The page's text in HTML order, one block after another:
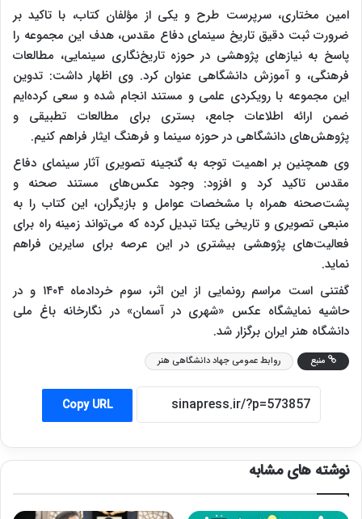
امین مختاری، سرپرست طرح و یکی از مؤلفان کتاب، با تاکید بر
ضرورت ثبت دقیق تاریخ سینمای دفاع مقدس، هدف این مجموعه را
پاسخ به نیازهای پژوهشی در حوزه تاریخ‌نگاری سینمایی، مطالعات
فرهنگی، و آموزش دانشگاهی عنوان کرد. وی اظهار داشت: تدوین
این مجموعه با رویکردی علمی و مستند انجام شده و سعی کرده‌ایم
ضمن ارائه اطلاعات جامع، بستری برای مطالعات تطبیقی و
پژوهش‌های دانشگاهی در حوزه سینما و فرهنگ ایثار فراهم کنیم.
وی همچنین بر اهمیت توجه به گنجینه تصویری آثار سینمای دفاع
مقدس تاکید کرد و افزود: وجود عکس‌های مستند صحنه و
پشت‌صحنه همراه با مشخصات عوامل و بازیگران، این کتاب را به
منبعی تصویری و تاریخی یکتا تبدیل کرده که می‌تواند زمینه راه برای
فعالیت‌های پژوهشی بیشتری در این عرصه برای سایرین فراهم
نماید.
گفتنی است مراسم رونمایی از این اثر، سوم خردادماه ۱۴۰۴ و در
حاشیه نمایشگاه عکس «شهری در آسمان» در نگارخانه باغ ملی
دانشگاه هنر ایران برگزار شد.
منبع روابط عمومی جهاد دانشگاهی هنر
Copy URL
نوشته های مشابه